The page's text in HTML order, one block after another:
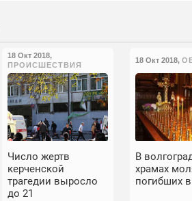
18 Окт 2018,
ПРОИСШЕСТВИЯ
Число жертв
керченской
трагедии выросло
до 21
18 Окт 2018,
В
храмах
погибших